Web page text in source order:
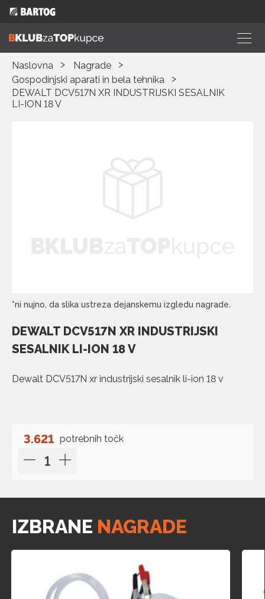
Naslovna
Nagrade
Gospodinjski aparati in bela tehnika
DEWALT DCV517N XR INDUSTRIJSKI SESALNIK
LI-ION 18 V
*ni nujno, da slika ustreza dejanskemu izgledu nagrade.
DEWALT DCV517N XR INDUSTRIJSKI
SESALNIK LI-ION 18 V
Dewalt DCV517N xr industrijski sesalnik li-ion 18 v
3.621 potrebnih točk
IZBRANE NAGRADE